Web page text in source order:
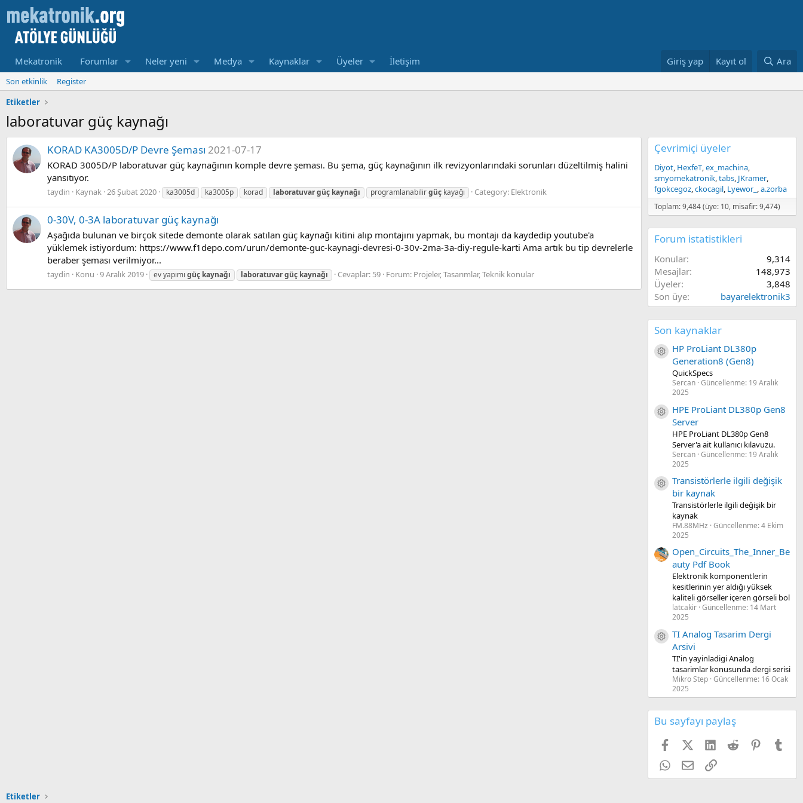
Mekatronik Forumlar Neler yeni Medya Kaynaklar Üyeler İletişim Giriş yap Kayıt ol Ara
Son etkinlik
Register
Etiketler
laboratuvar güç kaynağı
KORAD KA3005D/P Devre Şeması 2021-07-17
KORAD 3005D/P laboratuvar güç kaynağının komple devre şeması. Bu şema, güç kaynağının ilk revizyonlarındaki sorunları düzeltilmiş halini
yansıtıyor.
taydin Kaynak 26 Şubat 2020 ka3005d ka3005p korad laboratuvargüç kaynağı programlanabilirgüç kayağı Category: Elektronik
0-30V, 0-3A laboratuvar güç kaynağı
Aşağıda bulunan ve birçok sitede demonte olarak satılan güç kaynağı kitini alıp montajını yapmak, bu montajı da kaydedip youtube'a
yüklemek istiyordum: https://www.f1depo.com/urun/demonte-guc-kaynagi-devresi-0-30v-2ma-3a-diy-regule-karti Ama artık bu tip devrelerle
beraber şeması verilmiyor...
taydin Konu 9 Aralık 2019 ev yapımı güç kaynağı laboratuvargüç kaynağı Cevaplar: 59 Forum: Projeler, Tasarımlar, Teknik konular
Çevrimiçi üyeler
Diyot HexfeT ex_machina
smyomekatronik tabs JKramer
fgokcegoz ckocagil Lyewor_ a.zorba
Toplam: 9,484 (üye: 10, misafir: 9,474)
Forum istatistikleri
Konular
9,314
Mesajlar
148,973
Üyeler
3,848
Son üye
bayarelektronik3
Son kaynaklar
Kaynak ikon/amblem
HP ProLiant DL380p
Generation8 (Gen8)
QuickSpecs
Sercan Güncellenme: 19 Aralık
2025
Kaynak ikon/amblem
HPE ProLiant DL380p Gen8
Server
HPE ProLiant DL380p Gen8
Server'a ait kullanıcı kılavuzu.
Sercan Güncellenme: 19 Aralık
2025
Kaynak ikon/amblem
Transistörlerle ilgili değişik
bir kaynak
Transistörlerle ilgili değişik bir
kaynak
FM.88MHz Güncellenme:4 Ekim
2025
Open_Circuits_The_Inner_Be
auty Pdf Book
Elektronik komponentlerin
kesitlerinin yer aldığı yüksek
kaliteli görseller içeren görseli bol
latcakir Güncellenme: 14 Mart
2025
Kaynak ikon/amblem
TI Analog Tasarim Dergi
Arsivi
TI'in yayinladigi Analog
tasarimlar konusunda dergi serisi
Mikro Step Güncellenme: 16 Ocak
2025
Bu sayfayı paylaş
FacebookX (Twitter)
LinkedIn
Reddit Pinterest
WhatsApp
E-postaLink
Etiketler